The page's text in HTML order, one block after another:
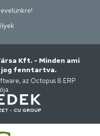
Kft. - Minden ami
jog fenntartva.
az Octopus 8 ERP
.